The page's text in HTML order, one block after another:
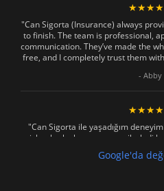
"Can Sigorta (Insurance) always
to finish. The team is professional,
communication. They’ve made the
free, and I completely trust them
- Abby
"Can Sigorta ile yaşadığım
işlemler hızlı ve sorunsuz ilerledi
zorlanmadım. Aradığımda ya da
sağladılar, her soruma sabırla ve
Google'da